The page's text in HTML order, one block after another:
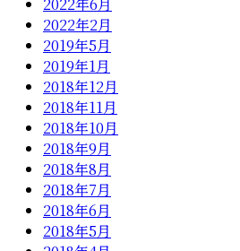
2022年2月
2019年5月
2019年1月
2018年12月
2018年11月
2018年10月
2018年9月
2018年8月
2018年7月
2018年6月
2018年5月